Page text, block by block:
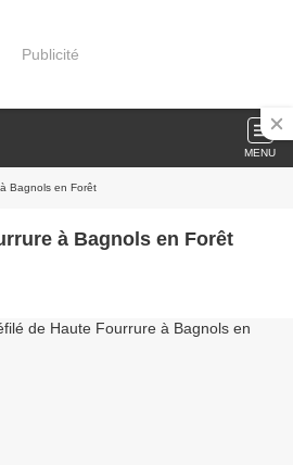
Publicité
MENU
Bagnols en Forêt
à Bagnols en Forêt